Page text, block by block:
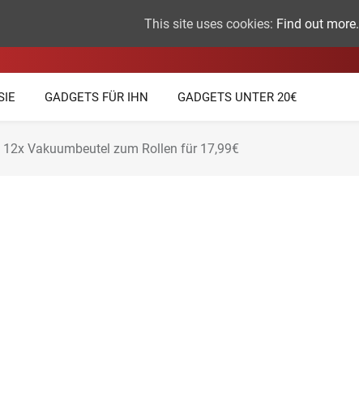
GADGETS FÜR IHN GADGETS UNTER 20€
12x Vakuumbeutel zum Rollen für 17,99€
This site uses cookies: Find out more.